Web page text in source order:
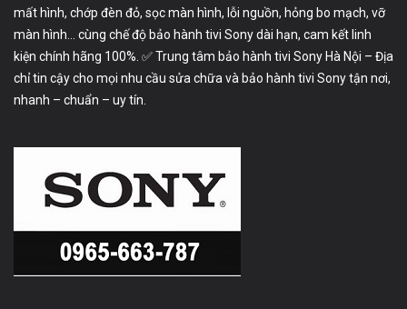
mất hình, chớp đèn đỏ, sọc màn hình, lỗi nguồn, hỏng bo mạch, vỡ
màn hình… cùng chế độ bảo hành tivi Sony dài hạn, cam kết linh
kiện chính hãng 100%. ✅ Trung tâm bảo hành tivi Sony Hà Nội – Địa
chỉ tin cậy cho mọi nhu cầu sửa chữa và bảo hành tivi Sony tận nơi,
nhanh – chuẩn – uy tín.